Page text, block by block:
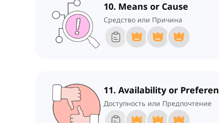
10. Means or Cause
Средство или Причина
11. Availability or
Доступность или Предпочтение